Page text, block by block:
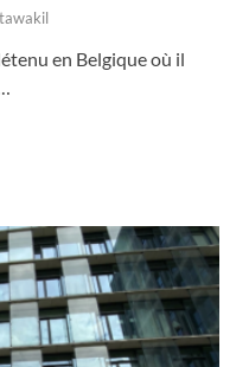
en Belgique où il